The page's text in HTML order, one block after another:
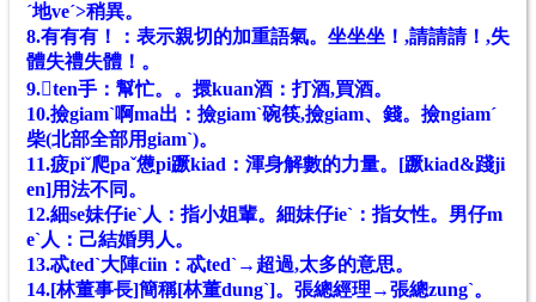
ˊ地veˊ>稍異。
8.有有有！：表示親切的加重語氣。坐坐坐！,請請請！,失
體失禮失體！。
9.𢯭ten手：幫忙。。擐kuan酒：打酒,買酒。
10.撿giamˋ啊ma出：撿giamˋ碗筷,撿giam、錢。撿ngiamˊ
柴(北部全部用giamˋ)。
11.疲piˇ爬paˇ憊pi蹶kiad：渾身解數的力量。[蹶kiad&踐ji
en]用法不同。
12.細se妹仔ieˋ人：指小姐輩。細妹仔ieˋ：指女性。男仔m
eˋ人：己結婚男人。
13.忒tedˋ大陣ciin：忒tedˋ→超過,太多的意思。
14.[林董事長]簡稱[林董dungˋ]。張總經理→張總zungˋ。